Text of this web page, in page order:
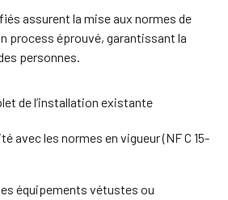
assurent la mise aux normes de
process éprouvé, garantissant la
personnes.
de l’installation existante
avec les normes en vigueur (NF C 15-
équipements vétustes ou